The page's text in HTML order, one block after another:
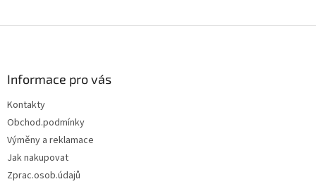
Informace pro vás
Kontakty
Obchod.podmínky
Výměny a reklamace
Jak nakupovat
Zprac.osob.údajů